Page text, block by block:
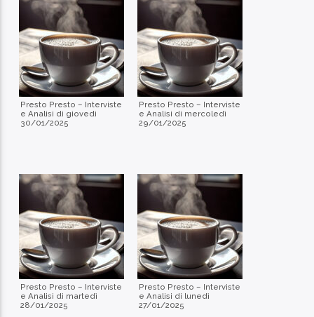
Presto Presto – Interviste
e Analisi di giovedì
30/01/2025
Presto Presto – Interviste
e Analisi di mercoledì
29/01/2025
Presto Presto – Interviste
e Analisi di martedì
28/01/2025
Presto Presto – Interviste
e Analisi di lunedì
27/01/2025